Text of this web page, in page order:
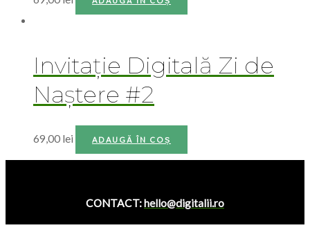
ACASĂ
ÎNTREBĂRI FRECVENTE
DESPRE NOI
Copyright © 2026 DIGITALII